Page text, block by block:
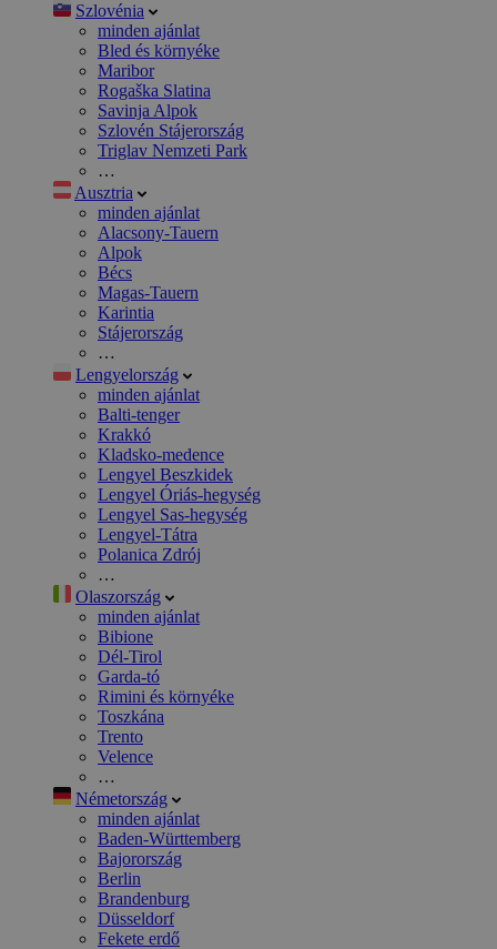
Szlovénia
minden ajánlat
Bled és környéke
Maribor
Rogaška Slatina
Savinja Alpok
Szlovén Stájerország
Triglav Nemzeti Park
…
Ausztria
minden ajánlat
Alacsony-Tauern
Alpok
Bécs
Magas-Tauern
Karintia
Stájerország
…
Lengyelország
minden ajánlat
Balti-tenger
Krakkó
Kladsko-medence
Lengyel Beszkidek
Lengyel Óriás-hegység
Lengyel Sas-hegység
Lengyel-Tátra
Polanica Zdrój
…
Olaszország
minden ajánlat
Bibione
Dél-Tirol
Garda-tó
Rimini és környéke
Toszkána
Trento
Velence
…
Németország
minden ajánlat
Baden-Württemberg
Bajorország
Berlin
Brandenburg
Düsseldorf
Fekete erdő